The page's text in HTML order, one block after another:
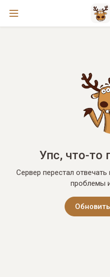
Упс, что-то
Сервер перестал
проблемы